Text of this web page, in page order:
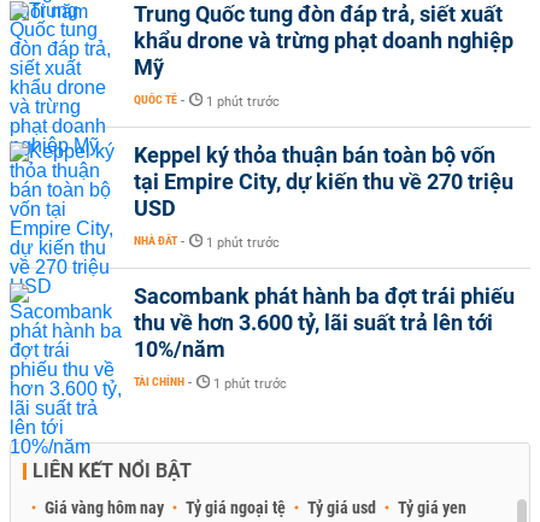
Trung Quốc tung đòn đáp trả, siết xuất
khẩu drone và trừng phạt doanh nghiệp
Mỹ
QUỐC TẾ - 1 phút trước
Keppel ký thỏa thuận bán toàn bộ vốn
tại Empire City, dự kiến thu về 270 triệu
USD
NHÀ ĐẤT - 1 phút trước
Sacombank phát hành ba đợt trái phiếu
thu về hơn 3.600 tỷ, lãi suất trả lên tới
10%/năm
TÀI CHÍNH - 1 phút trước
LIÊN KẾT NỔI BẬT
Giá vàng hôm nay Tỷ giá ngoại tệ Tỷ giá usd Tỷ giá yen